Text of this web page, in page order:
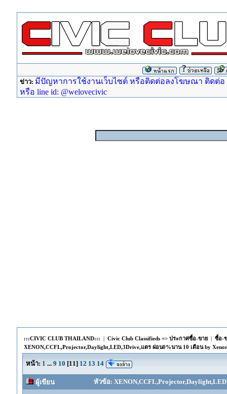
ข่าว: มีปัญหาการใช้งานเว็บไซต์ หรือติดต่อลงโฆษณา ติดต่อ
หรือ line id: @welovecivic
:::CIVIC CLUB THAILAND::: | Civic Club Classifieds => ประกาศซื้อ-ขาย| ซื้อ-
XENON,CCFL,Projector,Daylight,LED,3Drive,แตร ผ่อน0%นาน 10 เดือน by
หน้า: 1 ... 9 10 [11] 12 13 14
ผู้เขียน หัวข้อ: